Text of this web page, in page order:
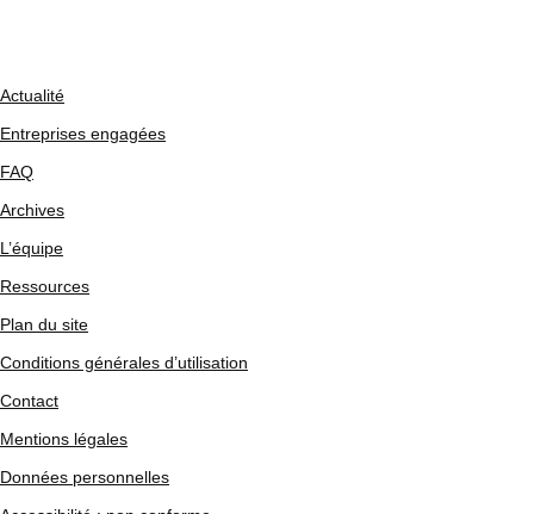
Actualité
Entreprises engagées
FAQ
Archives
L’équipe
Ressources
Plan du site
Conditions générales d’utilisation
Contact
Mentions légales
Données personnelles